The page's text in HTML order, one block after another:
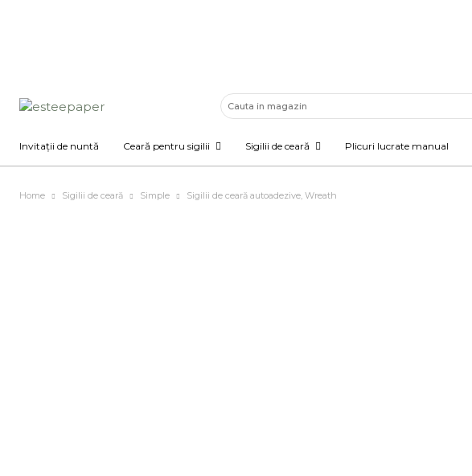
Invitații de nuntă Ceară pentru sigilii Sigilii de ceară Plicuri lucrate manual
Home Sigilii de ceară Simple Sigilii de ceară autoadezive, Wreath